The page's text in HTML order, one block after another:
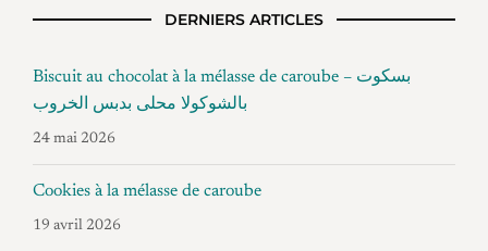
DERNIERS ARTICLES
Biscuit au chocolat à la mélasse de caroube – بسكوت
بالشوكولا محلى بدبس الخروب
24 mai 2026
Cookies à la mélasse de caroube
19 avril 2026